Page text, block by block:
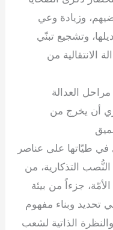
وزيادة وعي
وتشجيع تبنّي
الانتقالية من
العدالة
أن يخرج من
في طيّاتها على عناصر
النُّصب التذكارية، من
جزءاً من بيئة
تحديد وبناء مفهوم
الذاتية لشعب